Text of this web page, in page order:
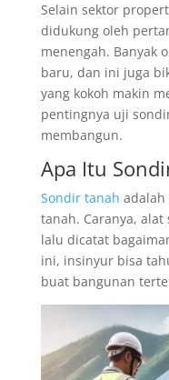
Selain sektor
didukung oleh
menengah. Banyak
baru, dan ini juga
yang kokoh makin
pentingnya uji
membangun.
Apa Itu
Sondir tanah adalah
tanah. Caranya,
lalu dicatat
ini, insinyur bisa
buat bangunan